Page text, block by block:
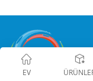
EV